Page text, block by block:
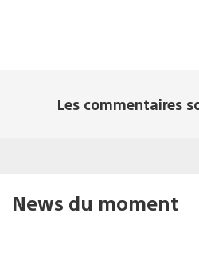
Les commentaires
News du moment